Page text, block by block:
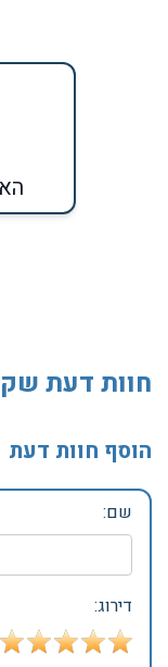
חוות דעת
הוסף חוות דעת
שם:
דירוג: